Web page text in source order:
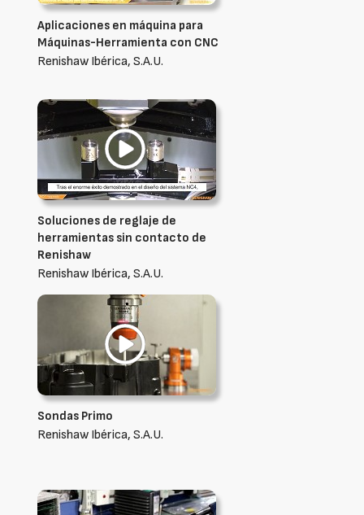
Aplicaciones en máquina para
Máquinas-Herramienta con CNC
Renishaw Ibérica, S.A.U.
Soluciones de reglaje de
herramientas sin contacto de
Renishaw
Renishaw Ibérica, S.A.U.
Sondas Primo
Renishaw Ibérica, S.A.U.